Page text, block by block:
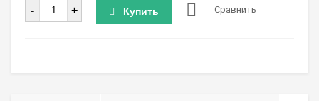
Количество
- + Купить Сравнить